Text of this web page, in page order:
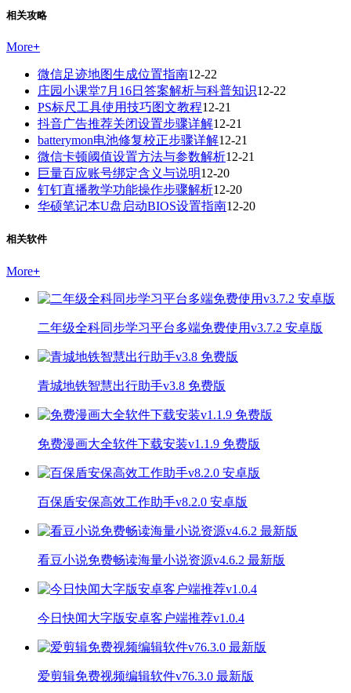
相关攻略
More+
微信足迹地图生成位置指南12-22
庄园小课堂7月16日答案解析与科普知识12-22
PS标尺工具使用技巧图文教程12-21
抖音广告推荐关闭设置步骤详解12-21
batterymon电池修复校正步骤详解12-21
微信卡顿阈值设置方法与参数解析12-21
巨量百应账号绑定含义与说明12-20
钉钉直播教学功能操作步骤解析12-20
华硕笔记本U盘启动BIOS设置指南12-20
相关软件
More+
二年级全科同步学习平台多端免费使用v3.7.2 安卓版
青城地铁智慧出行助手v3.8 免费版
免费漫画大全软件下载安装v1.1.9 免费版
百保盾安保高效工作助手v8.2.0 安卓版
看豆小说免费畅读海量小说资源v4.6.2 最新版
今日快闻大字版安卓客户端推荐v1.0.4
爱剪辑免费视频编辑软件v76.3.0 最新版